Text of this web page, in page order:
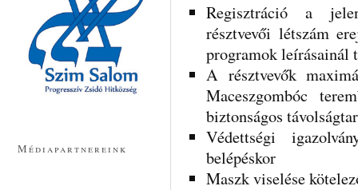
Regisztráció a
résztvevői létszám
programok leírásainál
A résztvevők
Maceszgombóc
biztonságos
Védettségi
belépéskor
Maszk viselése
Médiapartnereink